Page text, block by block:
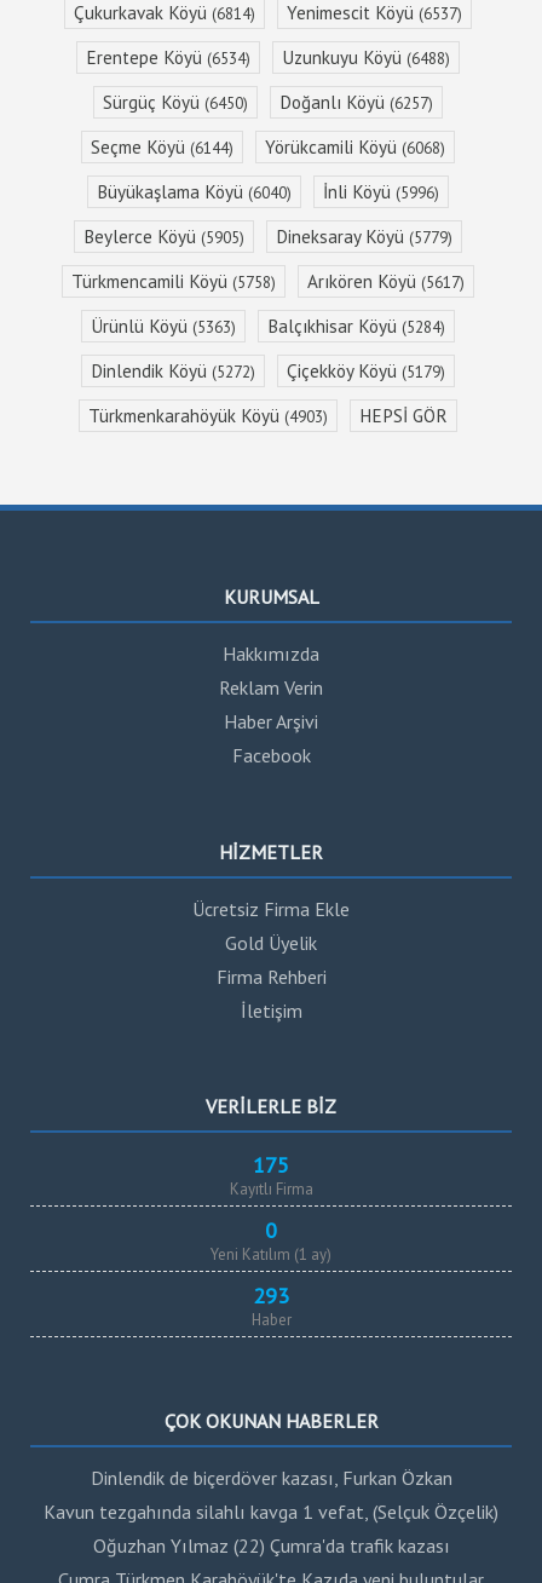
Çukurkavak Köyü (6814) Yenimescit Köyü (6537)
Erentepe Köyü (6534) Uzunkuyu Köyü (6488)
Sürgüç Köyü (6450) Doğanlı Köyü (6257)
Seçme Köyü (6144) Yörükcamili Köyü (6068)
Büyükaşlama Köyü (6040) İnli Köyü (5996)
Beylerce Köyü (5905) Dineksaray Köyü (5779)
Türkmencamili Köyü (5758) Arıkören Köyü (5617)
Ürünlü Köyü (5363) Balçıkhisar Köyü (5284)
Dinlendik Köyü (5272) Çiçekköy Köyü (5179)
Türkmenkarahöyük Köyü (4903) HEPSİ GÖR
KURUMSAL
Hakkımızda
Reklam Verin
Haber Arşivi
Facebook
HİZMETLER
Ücretsiz Firma Ekle
Gold Üyelik
Firma Rehberi
İletişim
VERİLERLE BİZ
175
Kayıtlı Firma
0
Yeni Katılım (1 ay)
293
Haber
ÇOK OKUNAN HABERLER
Dinlendik de biçerdöver kazası, Furkan Özkan
Kavun tezgahında silahlı kavga 1 vefat, (Selçuk Özçelik)
Oğuzhan Yılmaz (22) Çumra'da trafik kazası